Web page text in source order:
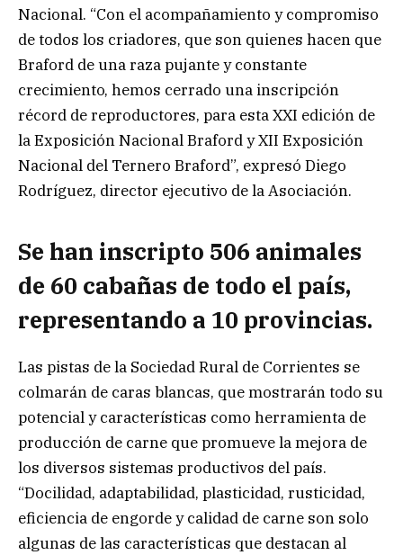
Nacional. “Con el acompañamiento y compromiso
de todos los criadores, que son quienes hacen que
Braford de una raza pujante y constante
crecimiento, hemos cerrado una inscripción
récord de reproductores, para esta XXI edición de
la Exposición Nacional Braford y XII Exposición
Nacional del Ternero Braford”, expresó Diego
Rodríguez, director ejecutivo de la Asociación.
Se han inscripto 506 animales
de 60 cabañas de todo el país,
representando a 10 provincias.
Las pistas de la Sociedad Rural de Corrientes se
colmarán de caras blancas, que mostrarán todo su
potencial y características como herramienta de
producción de carne que promueve la mejora de
los diversos sistemas productivos del país.
“Docilidad, adaptabilidad, plasticidad, rusticidad,
eficiencia de engorde y calidad de carne son solo
algunas de las características que destacan al